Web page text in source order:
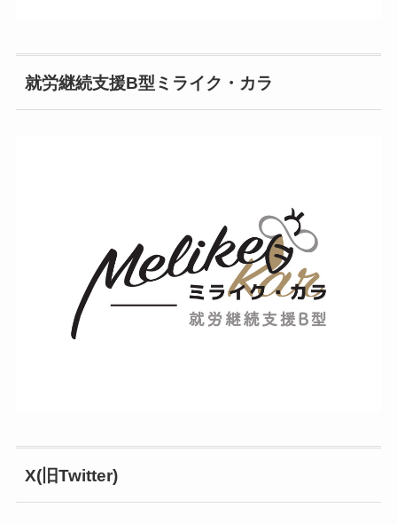
就労継続支援B型ミライク・カラ
X(旧Twitter)